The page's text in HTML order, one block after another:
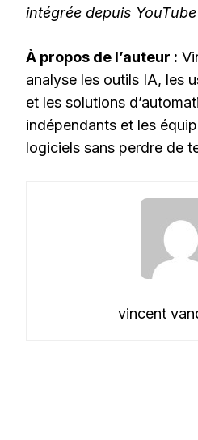
intégrée depuis
À propos de l’auteur :
analyse les outils IA, les
et les solutions
indépendants et les
logiciels sans perdre de
vincent